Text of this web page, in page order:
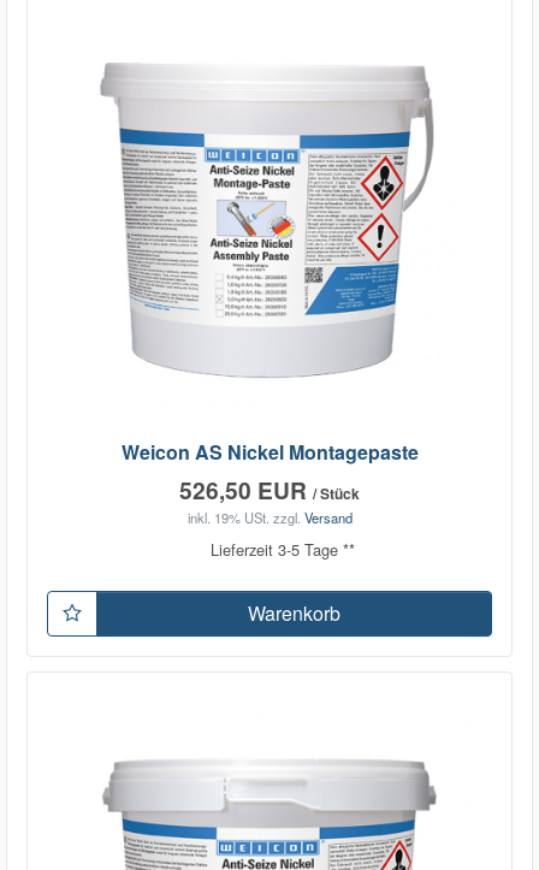
Weicon AS Nickel Montagepaste
526,50 EUR / Stück
inkl. 19% USt. zzgl. Versand
Lieferzeit 3-5 Tage **
Warenkorb